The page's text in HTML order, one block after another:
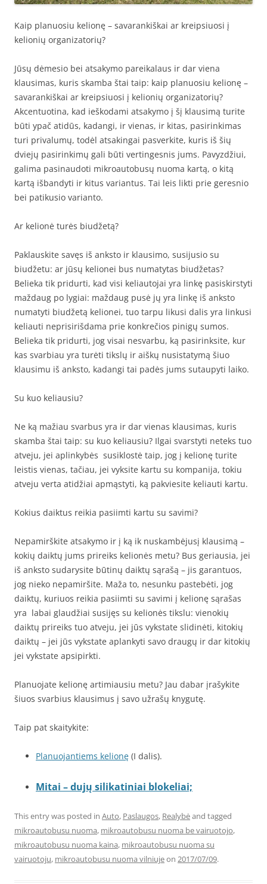
Kaip planuosiu kelionę – savarankiškai ar kreipsiuosi į
kelionių organizatorių?
Jūsų dėmesio bei atsakymo pareikalaus ir dar viena
klausimas, kuris skamba štai taip: kaip planuosiu kelionę –
savarankiškai ar kreipsiuosi į kelionių organizatorių?
Akcentuotina, kad ieškodami atsakymo į šį klausimą turite
būti ypač atidūs, kadangi, ir vienas, ir kitas, pasirinkimas
turi privalumų, todėl atsakingai pasverkite, kuris iš šių
dviejų pasirinkimų gali būti vertingesnis jums. Pavyzdžiui,
galima pasinaudoti mikroautobusų nuoma kartą, o kitą
kartą išbandyti ir kitus variantus. Tai leis likti prie geresnio
bei patikusio varianto.
Ar kelionė turės biudžetą?
Paklauskite savęs iš anksto ir klausimo, susijusio su
biudžetu: ar jūsų kelionei bus numatytas biudžetas?
Belieka tik pridurti, kad visi keliautojai yra linkę pasiskirstyti
maždaug po lygiai: maždaug pusė jų yra linkę iš anksto
numatyti biudžetą kelionei, tuo tarpu likusi dalis yra linkusi
keliauti neprisirišdama prie konkrečios pinigų sumos.
Belieka tik pridurti, jog visai nesvarbu, ką pasirinksite, kur
kas svarbiau yra turėti tikslų ir aiškų nusistatymą šiuo
klausimu iš anksto, kadangi tai padės jums sutaupyti laiko.
Su kuo keliausiu?
Ne ką mažiau svarbus yra ir dar vienas klausimas, kuris
skamba štai taip: su kuo keliausiu? Ilgai svarstyti neteks tuo
atveju, jei aplinkybės susiklostė taip, jog į kelionę turite
leistis vienas, tačiau, jei vyksite kartu su kompanija, tokiu
atveju verta atidžiai apmąstyti, ką pakviesite keliauti kartu.
Kokius daiktus reikia pasiimti kartu su savimi?
Nepamirškite atsakymo ir į ką ik nuskambėjusį klausimą –
kokių daiktų jums prireiks kelionės metu? Bus geriausia, jei
iš anksto sudarysite būtinų daiktų sąrašą – jis garantuos,
jog nieko nepamiršite. Maža to, nesunku pastebėti, jog
daiktų, kuriuos reikia pasiimti su savimi į kelionę sąrašas
yra labai glaudžiai susijęs su kelionės tikslu: vienokių
daiktų prireiks tuo atveju, jei jūs vykstate slidinėti, kitokių
daiktų – jei jūs vykstate aplankyti savo draugų ir dar kitokių
jei vykstate apsipirkti.
Planuojate kelionę artimiausiu metu? Jau dabar įrašykite
šiuos svarbius klausimus į savo užrašų knygutę.
Taip pat skaitykite:
Planuojantiems kelionę (I dalis).
Mitai – dujų silikatiniai blokeliai;
This entry was posted in Auto, Paslaugos, Realybėand tagged
mikroautobusu nuoma, mikroautobusu nuoma be vairuotojo,
mikroautobusu nuoma kaina, mikroautobusu nuoma su
vairuotoju, mikroautobusu nuoma vilniujeon 2017/07/09.